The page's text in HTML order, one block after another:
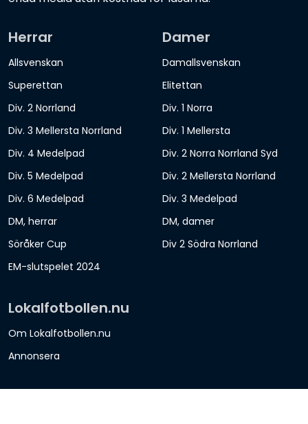
Herrar
Allsvenskan
Superettan
Div. 2 Norrland
Div. 3 Mellersta Norrland
Div. 4 Medelpad
Div. 5 Medelpad
Div. 6 Medelpad
DM, herrar
Söråker Cup
EM-slutspelet 2024
Damer
Damallsvenskan
Elitettan
Div. 1 Norra
Div. 1 Mellersta
Div. 2 Norra Norrland Syd
Div. 2 Mellersta Norrland
Div. 3 Medelpad
DM, damer
Div 2 Södra Norrland
Lokalfotbollen.nu
Om Lokalfotbollen.nu
Annonsera